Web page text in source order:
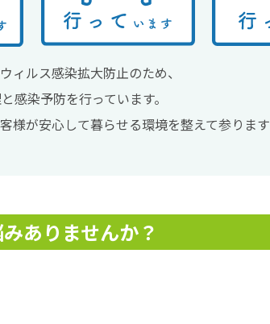
ィルス感染拡大防止のため、
感染予防を行っています。
様が安心して暮らせる環境を整えて参ります
ありませんか？